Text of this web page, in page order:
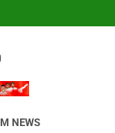
News
NEWS